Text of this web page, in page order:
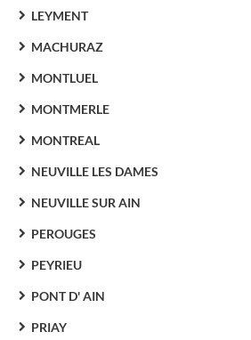
LEYMENT
MACHURAZ
MONTLUEL
MONTMERLE
MONTREAL
NEUVILLE LES DAMES
NEUVILLE SUR AIN
PEROUGES
PEYRIEU
PONT D' AIN
PRIAY